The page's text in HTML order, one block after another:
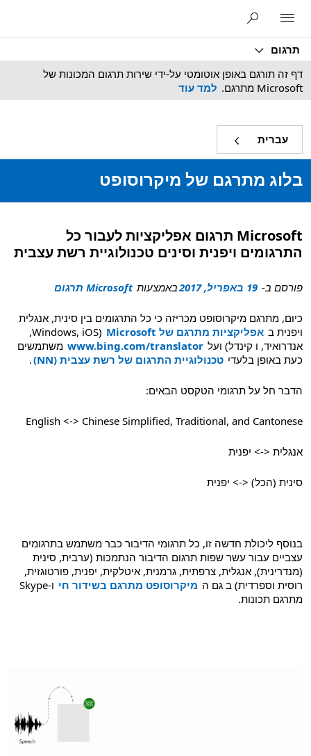
תרגום
דף זה תורגם באופן אוטומטי על-ידי שירות תרגום המכונות של
Microsoft מתרגם.
למד עוד
עברית
בלוג מתרגם של מיקרוסופט
Microsoft תרגום אפליקציות לעבור כל
התרגומים ויפנית וסינים טכנולוגיית רשת עצבית
פורסם ב- 19 באפריל, 2017 באמצעות Microsoft תרגום
כיום, מתרגם מיקרוסופט מכריזה כי כל התרגומים בין סינית, אנגלית
ויפנית ב אפליקציות מתרגם של Microsoft
(Windows, iOS,
אנדרואיד, ו קינדל) ועל www.bing.com/translator משתמשים
כעת באופן בלעדי טכנולוגיית התרגום של רשת עצבית (NN) .
הדבר חל על תרגומי הטקסט הבאים:
English <-> Chinese Simplified, Traditional, and Cantonese
אנגלית <-> יפנית
סינית (הכל) <-> יפנית
בנוסף ליכולת חדשה זו, כל תרגומי הדיבור כבר משתמש בתרגומים
עצביים עבור עשר שפות תרגום הדיבור הנתמכות (ערבית, סינית
(מנדרינית), אנגלית, צרפתית, גרמנית, איטלקית, יפנית, פורטוגזית,
רוסית וספרדית) ב גם ה מיקרוסופט מתרגם בשידור חי
ו-Skype
מתרגם תכונות.